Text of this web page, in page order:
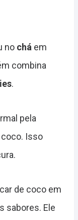
no chá em
combina
.
pela
Isso
de coco em
sabores. Ele